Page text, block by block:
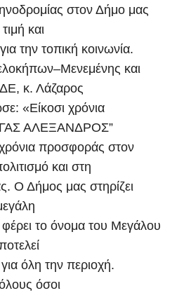
στον Δήμο μας
και
την τοπική κοινωνία.
και
κ. Λάζαρος
«Είκοσι χρόνια
ΑΛΕΞΑΝΔΡΟΣ”
προσφοράς στον
και στη
Ο Δήμος μας στηρίζει
το όνομα του Μεγάλου
όλη την περιοχή.
όσοι